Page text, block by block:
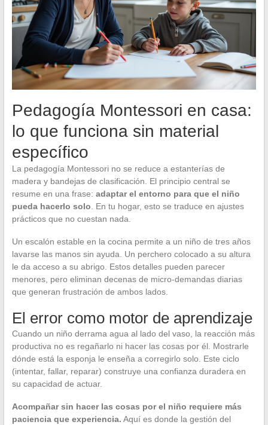
Pedagogía Montessori en casa:
lo que funciona sin material
específico
La pedagogía Montessori no se reduce a estanterías de
madera y bandejas de clasificación. El principio central se
resume en una frase: adaptar el entorno para que el niño
pueda hacerlo solo. En tu hogar, esto se traduce en ajustes
prácticos que no cuestan nada.
Un escalón estable en la cocina permite a un niño de tres años
lavarse las manos sin ayuda. Un perchero colocado a su altura
le da acceso a su abrigo. Estos detalles pueden parecer
menores, pero eliminan decenas de micro-demandas diarias
que generan frustración de ambos lados.
El error como motor de aprendizaje
Cuando un niño derrama agua al lado del vaso, la reacción más
productiva no es regañarlo ni hacer las cosas por él. Mostrarle
dónde está la esponja le enseña a corregirlo solo. Este ciclo
(intentar, fallar, reparar) construye una confianza duradera en
su capacidad de actuar.
Acompañar sin hacer las cosas por el niño requiere más
paciencia que experiencia. Aquí es donde la gestión del